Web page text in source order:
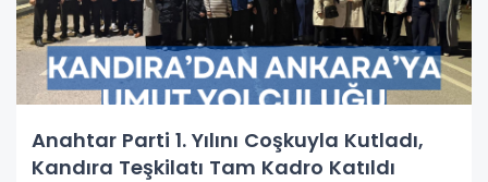
Anahtar Parti 1. Yılını Coşkuyla Kutladı,
Kandıra Teşkilatı Tam Kadro Katıldı